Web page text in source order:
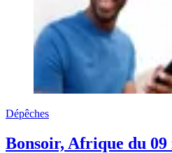
Dépêches
Bonsoir, Afrique du 09